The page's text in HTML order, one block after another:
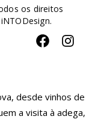
os direitos
iNTODesign.
desde vinhos de
a visita à adega,